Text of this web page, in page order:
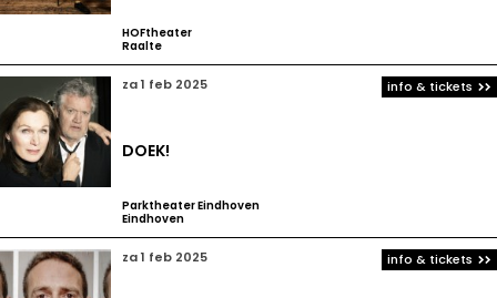
HOFtheater
Raalte
za 1 feb 2025
DOEK!
Parktheater Eindhoven
Eindhoven
info & tickets
za 1 feb 2025 info & tickets